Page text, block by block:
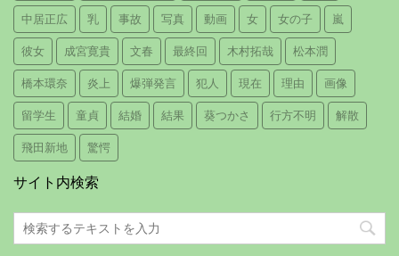
中居正広 乳 事故 写真 動画 女 女の子 嵐
彼女 成宮寛貴 文春 最終回 木村拓哉 松本潤
橋本環奈 炎上 爆弾発言 犯人 現在 理由 画像
留学生 童貞 結婚 結果 葵つかさ 行方不明 解散
飛田新地 驚愕
サイト内検索